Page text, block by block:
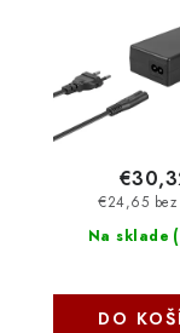
72W konektor
2,5mm
A72W
Na sklade (
€24,65 bez
DO